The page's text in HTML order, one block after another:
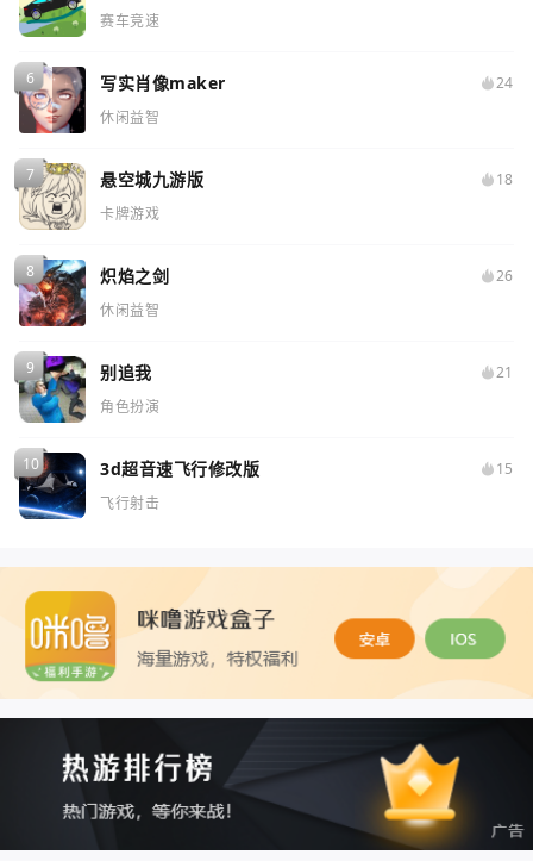
赛车竞速
写实肖像maker
24
休闲益智
悬空城九游版
18
卡牌游戏
炽焰之剑
26
休闲益智
别追我
21
角色扮演
3d超音速飞行修改版
15
飞行射击